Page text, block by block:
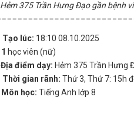
Hẻm 375 Trần Hưng Đạo gần bệnh
Tạo lúc: 18:10 08.10.2025
1 học viên (nữ)
Địa điểm dạy: Hẻm 375 Trần Hưng
Thời gian rãnh: Thứ 3, Thứ 7: 15h
Môn học: Tiếng Anh lớp 8